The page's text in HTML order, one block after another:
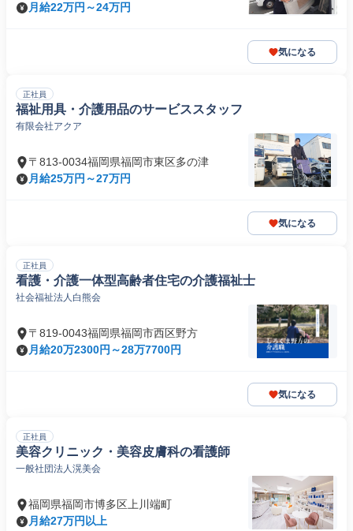
月給22万円～24万円
気になる
正社員
福祉用具・介護用品のサービススタッフ
有限会社アクア
〒813-0034福岡県福岡市東区多の津
月給25万円～27万円
気になる
正社員
看護・介護一体型高齢者住宅の介護福祉士
社会福祉法人白熊会
〒819-0043福岡県福岡市西区野方
月給20万2300円～28万7700円
気になる
正社員
美容クリニック・美容皮膚科の看護師
一般社団法人滉美会
福岡県福岡市博多区上川端町
月給27万円以上